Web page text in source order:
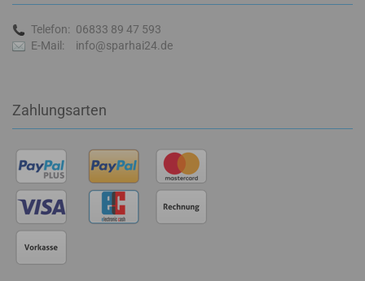
Telefon: 06833 89 47 593
E-Mail:
info@sparhai24.de
Zahlungsarten